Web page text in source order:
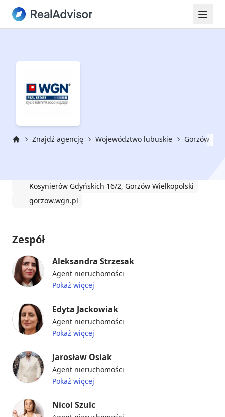
Znajdź agencję Województwo lubuskie Gorzów
Kosynierów Gdyńskich 16/2, Gorzów Wielkopolski
gorzow.wgn.pl
Zespół
Aleksandra Strzesak
Agent nieruchomości
Pokaż więcej
Edyta Jackowiak
Agent nieruchomości
Pokaż więcej
Jarosław Osiak
Agent nieruchomości
Pokaż więcej
Nicol Szulc